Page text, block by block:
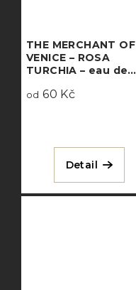
THE MERCHANT OF
VENICE – ROSA
TURCHIA – eau de
od 60 Kč
Detail